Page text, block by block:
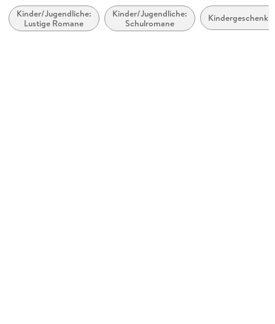
Autor/Autorin
Jeff Kinney
Kinder/Jugendliche:
Lustige Romane
Kinder/Jugendliche:
Schulromane